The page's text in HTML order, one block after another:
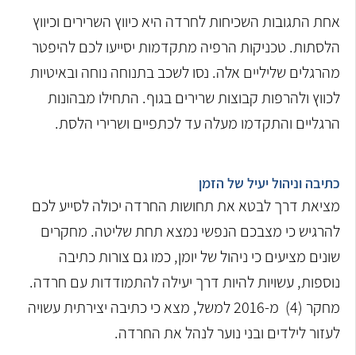
אחת התגובות השכיחות לחרדה היא כיווץ השרירים וכיווץ
הלסתות. טכניקות הרפיה מתקדמות יסייעו לכם להיפטר
מהרגלים שליליים אלה. נסו לשכב בתנוחה נוחה ובאיטיות
לכווץ ולהרפות קבוצות שרירים בגוף. התחילו מבהונות
הרגליים והתקדמו מעלה עד לכתפיים ושרירי הלסת.
כתיבה וניהול יעיל של הזמן
מציאת דרך לבטא את תחושות החרדה יכולה לסייע לכם
להרגיש כי מצבכם הנפשי נמצא תחת שליטה. מחקרים
שונים מציעים כי ניהול של יומן, כמו גם צורות כתיבה
נוספות, עשויות להיות דרך יעילה להתמודדות עם חרדה.
מחקר (4) מ-2016 למשל, מצא כי כתיבה יצירתית עשויה
לעזור לילדים ובני נוער לנהל את החרדה.